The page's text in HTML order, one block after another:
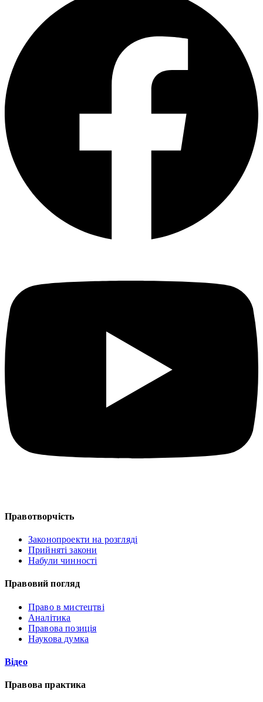
Правотворчість
Законопроекти на розгляді
Прийняті закони
Набули чинності
Правовий погляд
Право в мистецтві
Аналітика
Правова позиція
Наукова думка
Відео
Правова практика